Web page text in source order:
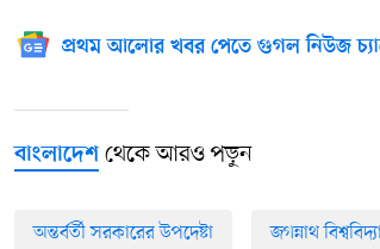
প্রথম আলোর খবর পেতে গুগল নিউজ
বাংলাদেশ থেকে আরও পড়ুন
অন্তর্বর্তী সরকারের উপদেষ্টা জগন্নাথ